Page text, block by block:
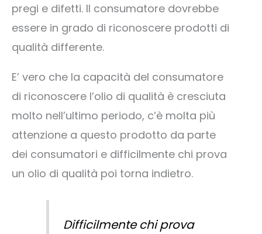
pregi e difetti. Il consumatore dovrebbe
essere in grado di riconoscere prodotti di
qualità differente.
E’ vero che la capacità del consumatore
di riconoscere l’olio di qualità è cresciuta
molto nell’ultimo periodo, c’è molta più
attenzione a questo prodotto da parte
dei consumatori e difficilmente chi prova
un olio di qualità poi torna indietro.
Difficilmente chi prova